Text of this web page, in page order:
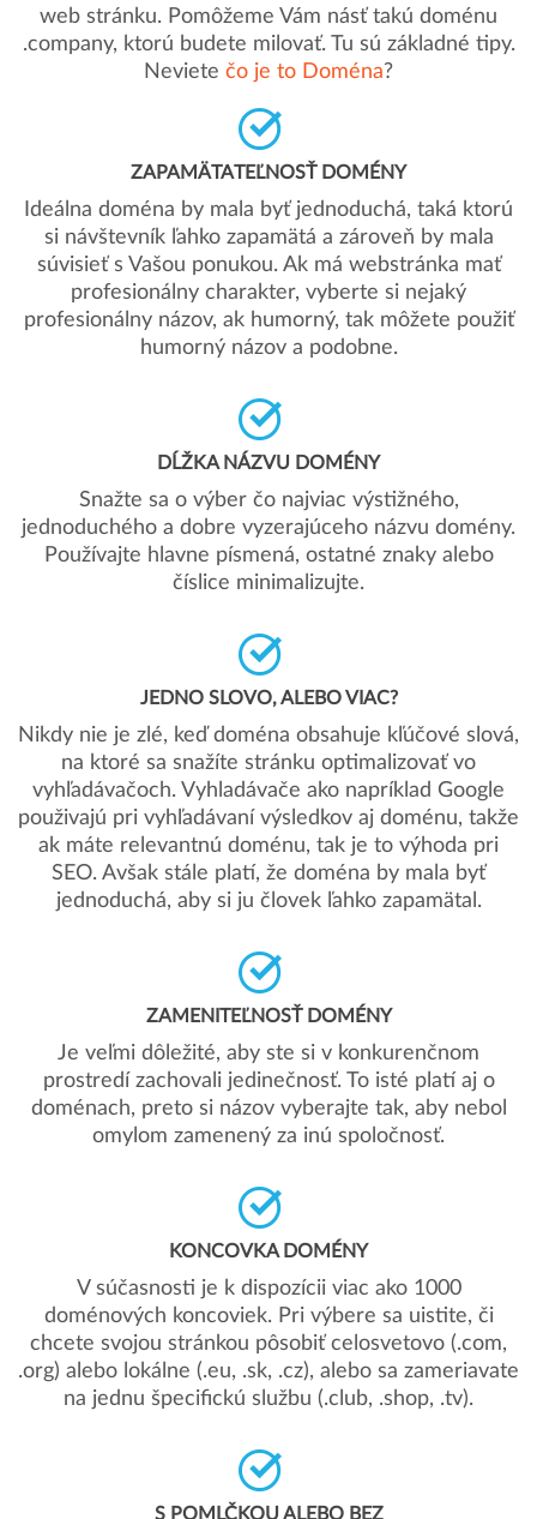
web stránku. Pomôžeme Vám násť takú doménu
.company, ktorú budete milovať. Tu sú základné tipy.
Neviete čo je to Doména?
ZAPAMÄTATEĽNOSŤ DOMÉNY
Ideálna doména by mala byť jednoduchá, taká ktorú
si návštevník ľahko zapamätá a zároveň by mala
súvisieť s Vašou ponukou. Ak má webstránka mať
profesionálny charakter, vyberte si nejaký
profesionálny názov, ak humorný, tak môžete použiť
humorný názov a podobne.
DĹŽKA NÁZVU DOMÉNY
Snažte sa o výber čo najviac výstižného,
jednoduchého a dobre vyzerajúceho názvu domény.
Používajte hlavne písmená, ostatné znaky alebo
číslice minimalizujte.
JEDNO SLOVO, ALEBO VIAC?
Nikdy nie je zlé, keď doména obsahuje kľúčové slová,
na ktoré sa snažíte stránku optimalizovať vo
vyhľadávačoch. Vyhladávače ako napríklad Google
použivajú pri vyhľadávaní výsledkov aj doménu, takže
ak máte relevantnú doménu, tak je to výhoda pri
SEO. Avšak stále platí, že doména by mala byť
jednoduchá, aby si ju človek ľahko zapamätal.
ZAMENITEĽNOSŤ DOMÉNY
Je veľmi dôležité, aby ste si v konkurenčnom
prostredí zachovali jedinečnosť. To isté platí aj o
doménach, preto si názov vyberajte tak, aby nebol
omylom zamenený za inú spoločnosť.
KONCOVKA DOMÉNY
V súčasnosti je k dispozícii viac ako 1000
doménových koncoviek. Pri výbere sa uistite, či
chcete svojou stránkou pôsobiť celosvetovo (.com,
.org) alebo lokálne (.eu, .sk, .cz), alebo sa zameriavate
na jednu špecifickú službu (.club, .shop, .tv).
S POMLČKOU ALEBO BEZ